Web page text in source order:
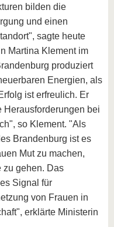
bilden die
und einen
sagte heute
Martina Klement im
produziert
Energien, als
ist erfreulich. Er
Herausforderungen bei
so Klement. "Als
Brandenburg ist es
Mut zu machen,
zu gehen. Das
Signal für
von Frauen in
erklärte Ministerin